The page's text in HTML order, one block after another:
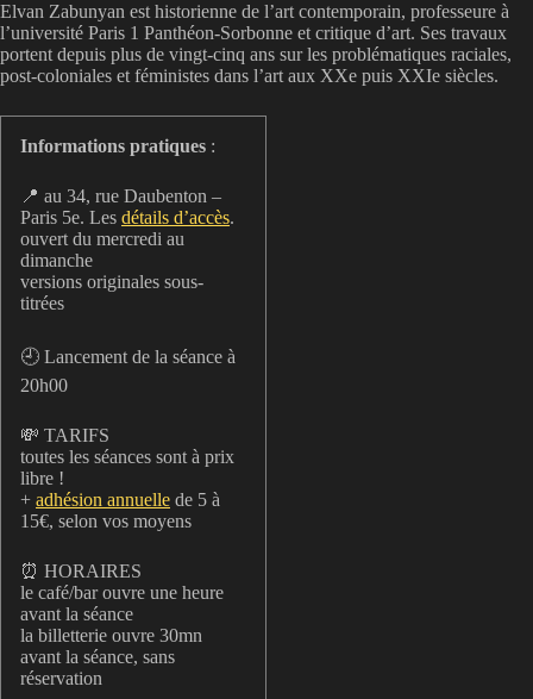
Elvan Zabunyan est historienne de l’art contemporain, professeure à
l’université Paris 1 Panthéon-Sorbonne et critique d’art. Ses travaux
portent depuis plus de vingt-cinq ans sur les problématiques raciales,
post-coloniales et féministes dans l’art aux XXe puis XXIe siècles.
Informations pratiques :
📍 au 34, rue Daubenton –
Paris 5e. Les détails d’accès.
ouvert du mercredi au
dimanche
versions originales sous-
titrées
🕘 Lancement de la séance à
20h00
💸 TARIFS
toutes les séances sont à prix
libre !
+ adhésion annuelle de 5 à
15€, selon vos moyens
⏰ HORAIRES
le café/bar ouvre une heure
avant la séance
la billetterie ouvre 30mn
avant la séance, sans
réservation